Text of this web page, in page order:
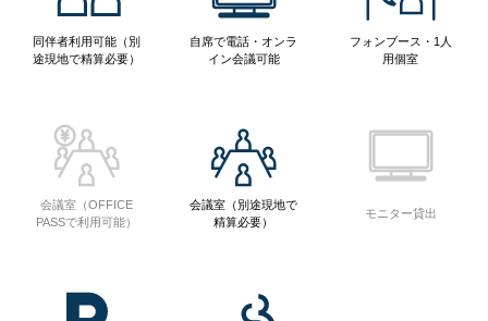
同伴者利用可能（別
途現地で精算必要）
自席で電話・オンラ
イン会議可能
フォンブース・1人
用個室
会議室（OFFICE
PASSで利用可能）
会議室（別途現地で
精算必要）
モニター貸出